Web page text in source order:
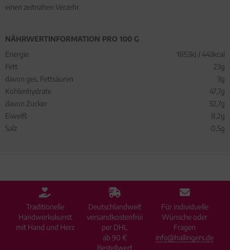
einen zeitnahen Verzehr.
NÄHRWERTINFORMATION PRO 100 G
Energie
1853kJ / 443kcal
Fett
23g
davon ges. Fettsäuren
3g
Kohlenhydrate
47,7g
davon Zucker
32,7g
Eiweiß
8,2g
Salz
0,5g
Traditionelle
Handwerkskunst
mit Hand und Herz
Deutschlandweit
versandkostenfrei
per DHL
ab 90 €
Bestellwert
Für individuelle
Wünsche oder
Fragen
info@hallingers.de